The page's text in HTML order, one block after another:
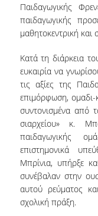
ΕΡΕΥΝΑ
Παιδαγωγικής
παιδαγωγικής
μαθητοκεντρική και
Κατά τη διάρκεια
ευκαιρία να
τις αξίες της
επιμόρφωση, ομαδι-
συντονισμένα από
σιαρχείου» κ.
παιδαγωγικής
επιστημονικά
Μπρίνια, υπήρξε
συνέβαλαν στην
αυτού ρεύματος
σχολική πράξη.